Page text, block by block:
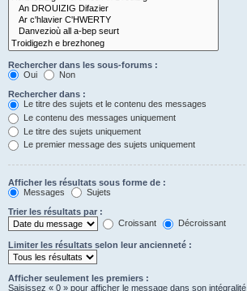
Rechercher dans les sous-forums :
Oui
Non
Rechercher dans :
Le titre des sujets et le contenu des messages
Le contenu des messages uniquement
Le titre des sujets uniquement
Le premier message des sujets uniquement
Afficher les résultats sous forme de :
Messages
Sujets
Trier les résultats par :
Croissant
Décroissant
Limiter les résultats selon leur ancienneté :
Afficher seulement les premiers :
Saisissez « 0 » pour afficher le message dans son intégralité.